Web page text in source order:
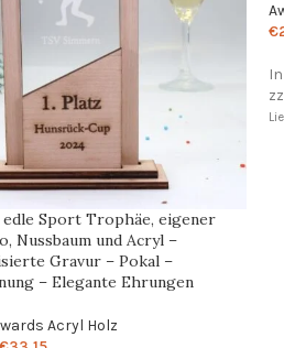
Sport Trophäe, eigener
Nussbaum und Acryl –
Gravur – Pokal –
– Elegante Ehrungen
Acryl Holz
€